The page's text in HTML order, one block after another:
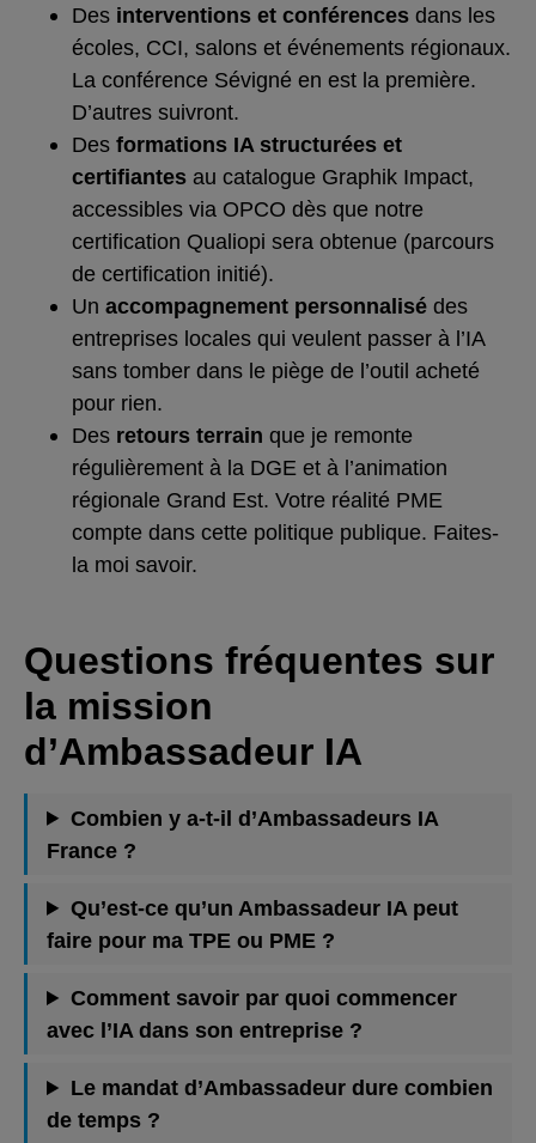
Des interventions et conférences dans les
écoles, CCI, salons et événements régionaux.
La conférence Sévigné en est la première.
D’autres suivront.
Des formations IA structurées et
certifiantes au catalogue Graphik Impact,
accessibles via OPCO dès que notre
certification Qualiopi sera obtenue (parcours
de certification initié).
Un accompagnement personnalisé des
entreprises locales qui veulent passer à l’IA
sans tomber dans le piège de l’outil acheté
pour rien.
Des retours terrain que je remonte
régulièrement à la DGE et à l’animation
régionale Grand Est. Votre réalité PME
compte dans cette politique publique. Faites-
la moi savoir.
Questions fréquentes sur
la mission
d’Ambassadeur IA
Combien y a-t-il d’Ambassadeurs IA
France ?
Qu’est-ce qu’un Ambassadeur IA peut
faire pour ma TPE ou PME ?
Comment savoir par quoi commencer
avec l’IA dans son entreprise ?
Le mandat d’Ambassadeur dure combien
de temps ?